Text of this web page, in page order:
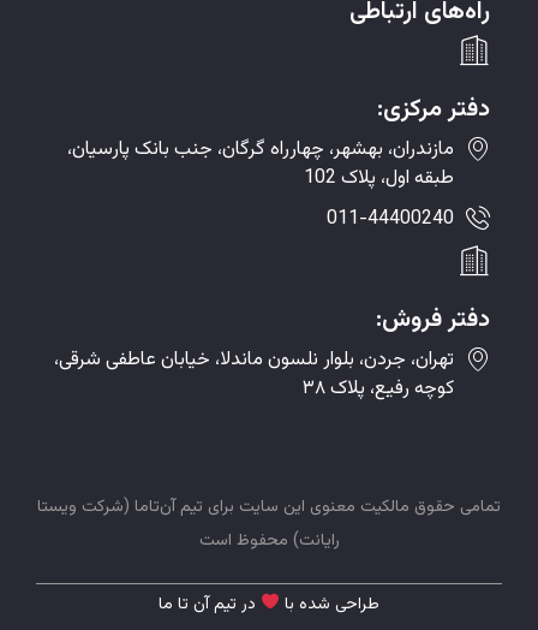
راه‌های ارتباطی
دفتر مرکزی:
مازندران، بهشهر، چهارراه گرگان، جنب بانک پارسیان،
طبقه اول، پلاک 102
011-44400240
دفتر فروش:
تهران، جردن، بلوار نلسون ماندلا، خیابان عاطفی شرقی،
کوچه رفیع، پلاک ۳۸
تمامی حقوق مالکیت معنوی این سایت برای تیمآن‌تاما (شرکت ویستا
رایانت) محفوظ است
طراحی شده با در تیم آن تا ما